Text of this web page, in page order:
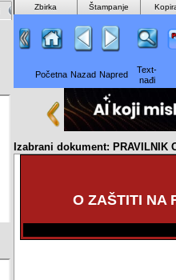
Zbirka Štampanje
Početna Nazad Napred
Text-
nađi
Izabrani dokument: PRAVILNIK
O ZAŠTITI NA